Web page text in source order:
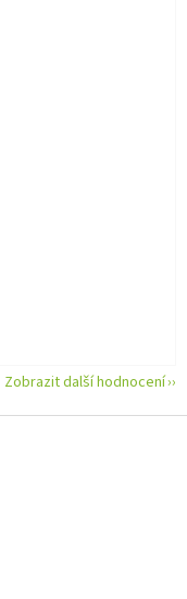
Zobrazit další hodnocení